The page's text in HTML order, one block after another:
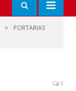
»
PORTARIAS
0